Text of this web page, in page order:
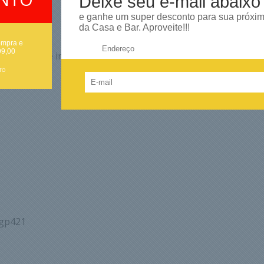
e
e ganhe um super desconto para sua
da Casa e Bar. Aproveite!!!
Endereço:
mãe e irmã. Encontrei nesse site e pude adquirí-lo.
Kinbar